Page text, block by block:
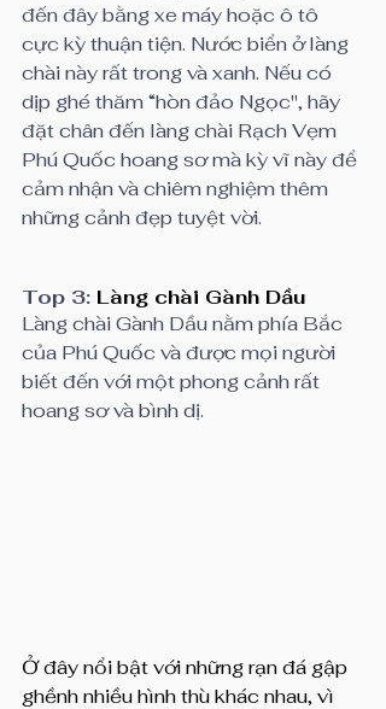
đến đây bằng xe máy hoặc ô tô
cực kỳ thuận tiện. Nước biển ở làng
chài này rất trong và xanh. Nếu có
dịp ghé thăm “hòn đảo Ngọc", hãy
đặt chân đến làng chài Rạch Vẹm
Phú Quốc hoang sơ mà kỳ vĩ này để
cảm nhận và chiêm nghiệm thêm
những cảnh đẹp tuyệt vời.
Top 3: Làng chài Gành Dầu
Làng chài Gành Dầu nằm phía Bắc
của Phú Quốc và được mọi người
biết đến với một phong cảnh rất
hoang sơ và bình dị.
Ở đây nổi bật với những rạn đá gập
ghềnh nhiều hình thù khác nhau, vì